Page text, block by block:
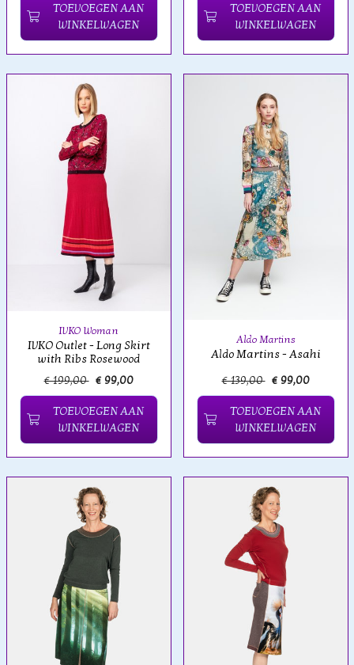
TOEVOEGEN AAN
WINKELWAGEN
TOEVOEGEN AAN
WINKELWAGEN
IVKO Woman
IVKO Outlet - Long Skirt
with Ribs Rosewood
€ 199,00 € 99,00
TOEVOEGEN AAN
WINKELWAGEN
Aldo Martins
Aldo Martins - Asahi
€ 139,00 € 99,00
TOEVOEGEN AAN
WINKELWAGEN